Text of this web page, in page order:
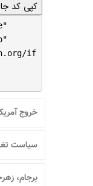
کپی کد
if
خروج
سیاست
برجام،